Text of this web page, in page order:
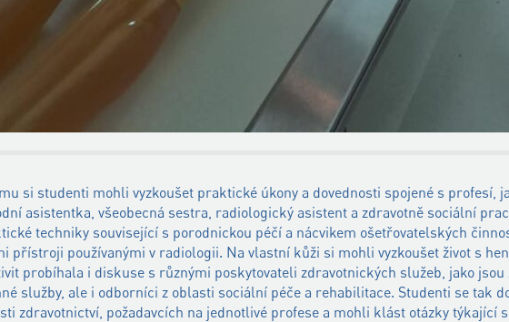
si studenti mohli vyzkoušet praktické úkony a dovednosti spojené s profesí,
asistentka, všeobecná sestra, radiologický asistent a zdravotně sociální
techniky související s porodnickou péčí a nácvikem ošetřovatelských
přístroji používanými v radiologii. Na vlastní kůži si mohli vyzkoušet život s
probíhala i diskuse s různými poskytovateli zdravotnických služeb, jako jsou
služby, ale i odborníci z oblasti sociální péče a rehabilitace. Studenti se tak
zdravotnictví, požadavcích na jednotlivé profese a mohli klást otázky týkající